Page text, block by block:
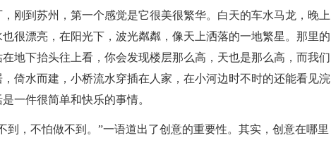
刚到苏州，第一个感觉是它很美很繁华。白天的车水马龙，晚上
很漂亮，在阳光下，波光粼粼，像天上洒落的一地繁星。那里的
地下抬头往上看，你会发现楼层那么高，天也是那么高，而我们
倚水而建，小桥流水穿插在人家，在小河边时不时的还能看见浣
一件很简单和快乐的事情。
到，不怕做不到。”一语道出了创意的重要性。其实，创意在哪里